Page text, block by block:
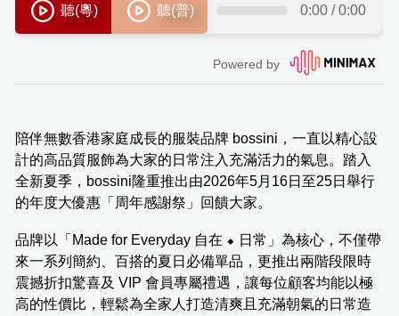
陪伴無數香港家庭成長的服裝品牌 bossini，一直以精心設
計的高品質服飾為大家的日常注入充滿活力的氣息。踏入
全新夏季，bossini隆重推出由2026年5月16日至25日舉行
的年度大優惠「周年感謝祭」回饋大家。
品牌以「Made for Everyday 自在 ⬥ 日常」為核心，不僅帶
來一系列簡約、百搭的夏日必備單品，更推出兩階段限時
震撼折扣驚喜及 VIP 會員專屬禮遇，讓每位顧客均能以極
高的性價比，輕鬆為全家人打造清爽且充滿朝氣的日常造